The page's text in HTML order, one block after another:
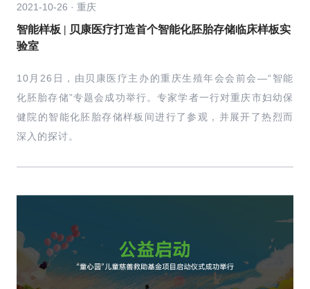
2021-10-26 · 重庆
智能样板 | 贝康医疗打造首个智能化胚胎存储临床样板实
验室
10月26日，由贝康医疗主办的重庆生殖年会会前会—“智能
化胚胎存储”专题会成功举行。专家学者一行对重庆市妇幼保
健院的智能化胚胎存储样板间进行了参观，并展开了热烈而
深入的探讨。